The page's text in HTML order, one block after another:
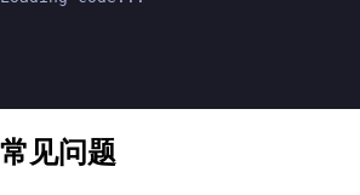
常见问题